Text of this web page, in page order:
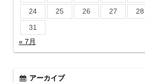
24
25 26 27 28
31
« 7月
アーカイブ